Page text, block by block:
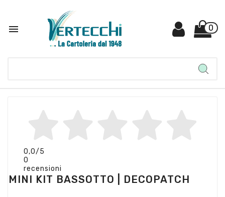
 0
0,0/5
0
recensioni
MINI KIT BASSOTTO | DECOPATCH